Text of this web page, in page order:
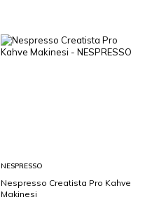
NESPRESSO
Nespresso Creatista Pro Kahve
Makinesi